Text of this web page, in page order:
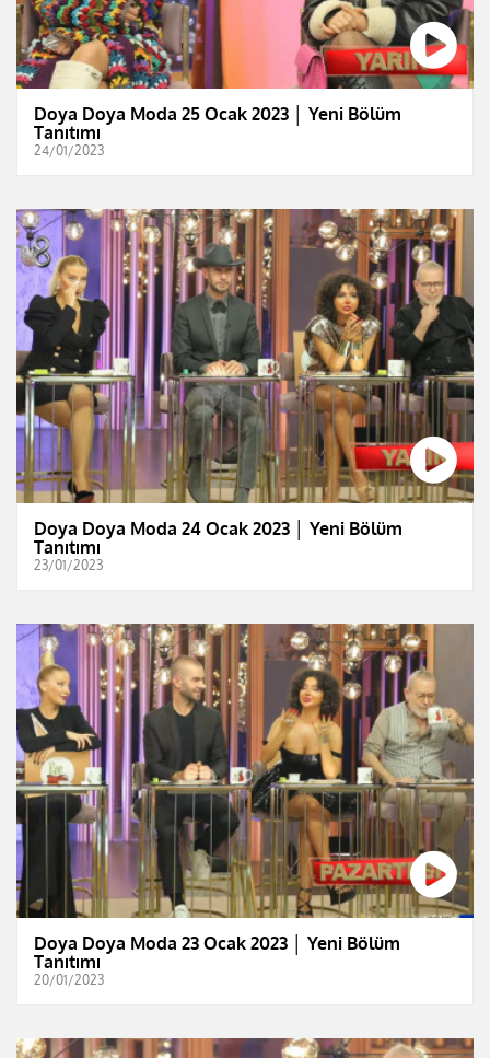
Doya Doya Moda 25 Ocak 2023 │ Yeni Bölüm
Tanıtımı
24/01/2023
Doya Doya Moda 24 Ocak 2023 │ Yeni Bölüm
Tanıtımı
23/01/2023
Doya Doya Moda 23 Ocak 2023 │ Yeni Bölüm
Tanıtımı
20/01/2023